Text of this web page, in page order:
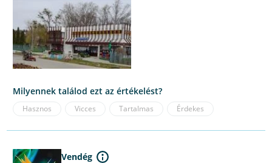
Milyennek találod ezt az értékelést?
Hasznos Vicces Tartalmas Érdekes
Vendég